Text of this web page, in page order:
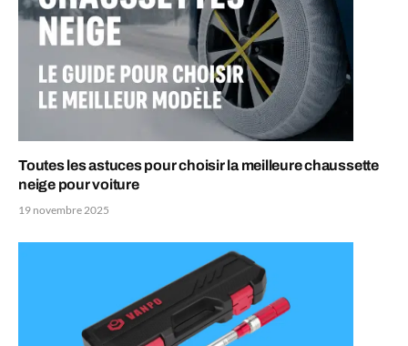
Toutes les astuces pour choisir la meilleure chaussette
neige pour voiture
19 novembre 2025